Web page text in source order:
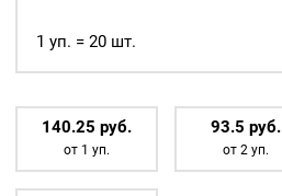
люверсов— укрепление
шнуры, тесьма, тросы и т.
д., а также люверсы
используются для
украшения изделия.
латунь,
20шт.
1 уп. = 20 шт.
140.25 руб.
от 1 уп.
93.5 руб.
от 2 уп.